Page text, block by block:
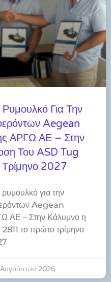
Για Την
Aegean
ΑΡΓΩ ΑΕ – Στην
Του ASD Tug
2027
για την
Aegean
ΑΕ – Στην Κάλυμνο η
το πρώτο τρίμηνο
2026